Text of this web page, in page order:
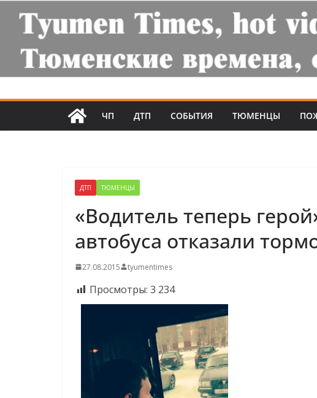
ЧП ДТП СОБЫТИЯ ТЮМЕНЦЫ
ДТП ТЮМЕНЦЫ
«Водитель теперь
автобуса отказали
27.08.2015 tyumentimes
Просмотры: 3 234